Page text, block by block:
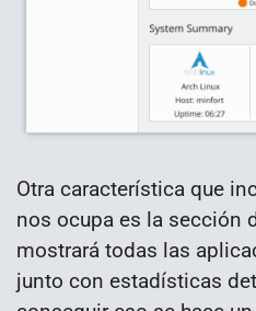
Otra característica que
nos ocupa es la sección
mostrará todas las
junto con estadísticas